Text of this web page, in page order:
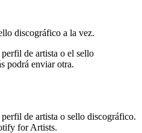
discográfico a la vez.
de artista o el sello
podrá enviar otra.
de artista o sello discográfico.
for Artists.